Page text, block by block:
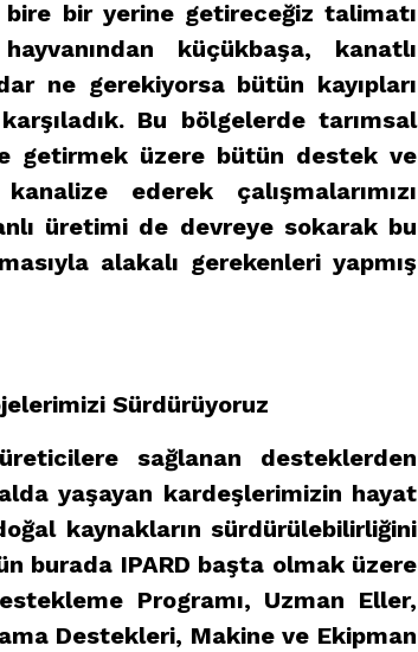
bire bir yerine getireceğiz talimatı
küçükbaşa, kanatlı
ne gerekiyorsa bütün kayıpları
Bu bölgelerde tarımsal
getirmek üzere bütün destek ve
ederek çalışmalarımızı
üretimi de devreye sokarak bu
alakalı gerekenleri yapmış
Sürdürüyoruz
sağlanan desteklerden
yaşayan kardeşlerimizin hayat
kaynakların sürdürülebilirliğini
burada IPARD başta olmak üzere
Programı, Uzman Eller,
Destekleri, Makine ve Ekipman